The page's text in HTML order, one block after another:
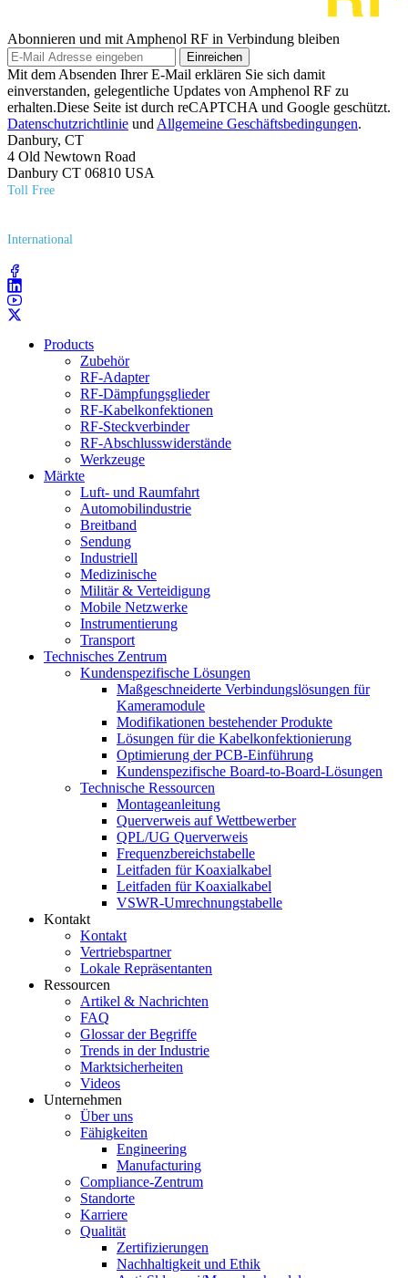
Abonnieren und mit Amphenol RF in Verbindung bleiben
Einreichen
Mit dem Absenden Ihrer E-Mail erklären Sie sich damit
einverstanden, gelegentliche Updates von Amphenol RF zu
erhalten.Diese Seite ist durch reCAPTCHA und Google geschützt.
Datenschutzrichtlinie und Allgemeine Geschäftsbedingungen.
Danbury, CT
4 Old Newtown Road
Danbury CT 06810 USA
Toll Free
International
Products
Zubehör
RF-Adapter
RF-Dämpfungsglieder
RF-Kabelkonfektionen
RF-Steckverbinder
RF-Abschlusswiderstände
Werkzeuge
Märkte
Luft- und Raumfahrt
Automobilindustrie
Breitband
Sendung
Industriell
Medizinische
Militär & Verteidigung
Mobile Netzwerke
Instrumentierung
Transport
Technisches Zentrum
Kundenspezifische Lösungen
Maßgeschneiderte Verbindungslösungen für
Kameramodule
Modifikationen bestehender Produkte
Lösungen für die Kabelkonfektionierung
Optimierung der PCB-Einführung
Kundenspezifische Board-to-Board-Lösungen
Technische Ressourcen
Montageanleitung
Querverweis auf Wettbewerber
QPL/UG Querverweis
Frequenzbereichstabelle
Leitfaden für Koaxialkabel
Leitfaden für Koaxialkabel
VSWR-Umrechnungstabelle
Kontakt
Kontakt
Vertriebspartner
Lokale Repräsentanten
Ressourcen
Artikel & Nachrichten
FAQ
Glossar der Begriffe
Trends in der Industrie
Marktsicherheiten
Videos
Unternehmen
Über uns
Fähigkeiten
Engineering
Manufacturing
Compliance-Zentrum
Standorte
Karriere
Qualität
Zertifizierungen
Nachhaltigkeit und Ethik